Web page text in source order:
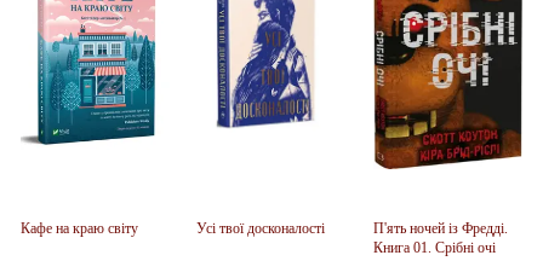
Кафе на краю світу Усі твої досконалості
П'ять ночей із Фредді.
Книга 01. Срібні очі